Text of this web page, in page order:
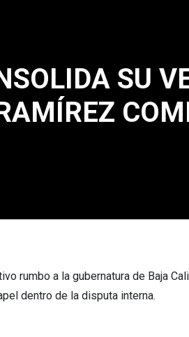
SU
rumbo a la gubernatura de Baja
dentro de la disputa interna.